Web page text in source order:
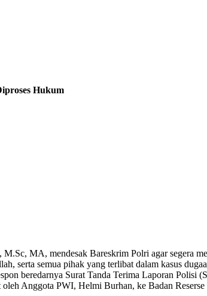
Hukum
MA, mendesak Bareskrim Polri agar segera
semua pihak yang terlibat dalam kasus
beredarnya Surat Tanda Terima Laporan Polisi
Anggota PWI, Helmi Burhan, ke Badan